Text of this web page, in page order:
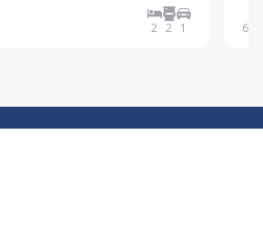
tradicional, privilegiando
Com 70 m², o
2 2 1 63